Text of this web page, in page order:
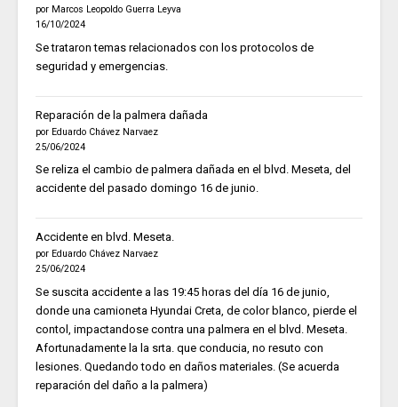
por Marcos Leopoldo Guerra Leyva
16/10/2024
Se trataron temas relacionados con los protocolos de
seguridad y emergencias.
Reparación de la palmera dañada
por Eduardo Chávez Narvaez
25/06/2024
Se reliza el cambio de palmera dañada en el blvd. Meseta, del
accidente del pasado domingo 16 de junio.
Accidente en blvd. Meseta.
por Eduardo Chávez Narvaez
25/06/2024
Se suscita accidente a las 19:45 horas del día 16 de junio,
donde una camioneta Hyundai Creta, de color blanco, pierde el
contol, impactandose contra una palmera en el blvd. Meseta.
Afortunadamente la la srta. que conducia, no resuto con
lesiones. Quedando todo en daños materiales. (Se acuerda
reparación del daño a la palmera)